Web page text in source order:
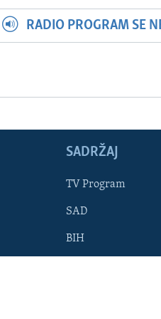
RADIO PROGRAM SE
SADRŽAJ
TV Program
SAD
BIH